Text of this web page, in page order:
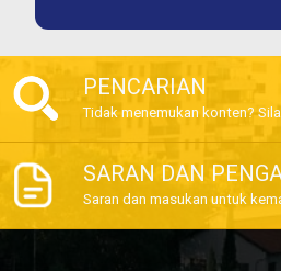
PENCARIAN
Tidak menemukan konten?
SARAN DAN
Saran dan masukan untuk